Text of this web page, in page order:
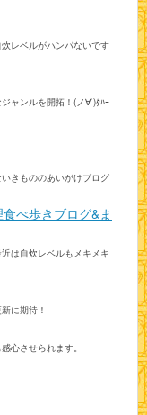
レベルがハンパないです
ャンルを開拓！(ノ∀`)ﾀﾊｰ
きもののあいがけブログ
べ歩きブログ&ま
は自炊レベルもメキメキ
に期待！
心させられます。